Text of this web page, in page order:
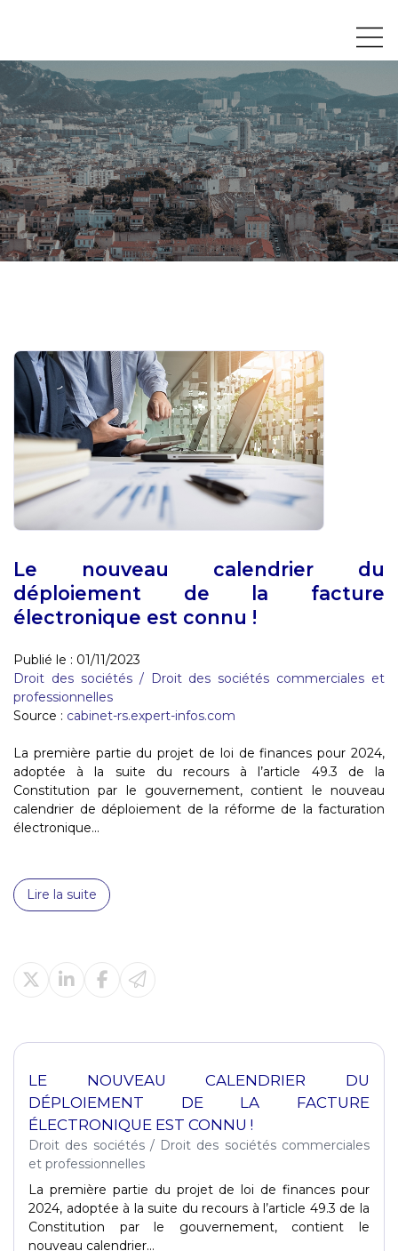
Le nouveau calendrier du
déploiement de la facture
électronique est connu !
Publié le : 01/11/2023
Droit des sociétés/ Droit des sociétés commerciales et
professionnelles
Source : cabinet-rs.expert-infos.com
La première partie du projet de loi de finances pour 2024,
adoptée à la suite du recours à l’article 49.3 de la
Constitution par le gouvernement, contient le nouveau
calendrier de déploiement de la réforme de la facturation
électronique...
Lire la suite
LE NOUVEAU CALENDRIER DU
DÉPLOIEMENT DE LA FACTURE
ÉLECTRONIQUE EST CONNU !
Droit des sociétés/ Droit des sociétés commerciales
et professionnelles
La première partie du projet de loi de finances pour
2024, adoptée à la suite du recours à l’article 49.3 de la
Constitution par le gouvernement, contient le
nouveau calendrier...